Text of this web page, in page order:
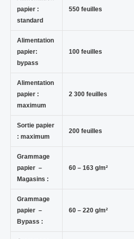
papier :
standard
550 feuilles
Alimentation
papier:
bypass
100 feuilles
Alimentation
papier :
maximum
2 300 feuilles
Sortie papier
: maximum
200 feuilles
Grammage
papier –
Magasins :
60 – 163 g/m²
Grammage
papier –
Bypass :
60 – 220 g/m²